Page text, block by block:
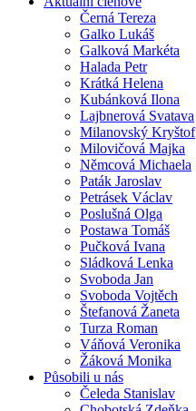
Černá Tereza
Galko Lukáš
Galková Markéta
Halada Petr
Krátká Helena
Kubánková Ilona
Lajbnerová Svatava
Milanovský Kryštof
Milovičová Majka
Němcová Michaela
Paták Jaroslav
Petrásek Václav
Poslušná Olga
Postawa Tomáš
Pučková Ivana
Sládková Lenka
Svoboda Jan
Svoboda Vojtěch
Štefanová Žaneta
Turza Roman
Váňová Veronika
Žáková Monika
Působili u nás
Čeleda Stanislav